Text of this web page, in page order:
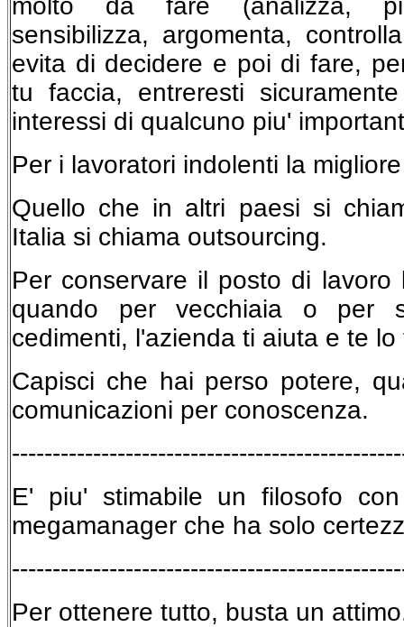
molto da fare (analizza,
sensibilizza, argomenta,
evita di decidere e poi di fare,
tu faccia, entreresti
interessi di qualcuno piu'
Per i lavoratori indolenti la
Quello che in altri paesi si
Italia si chiama outsourcing.
Per conservare il posto di lavoro
quando per vecchiaia o per
cedimenti, l'azienda ti aiuta e te lo
Capisci che hai perso potere,
comunicazioni per conoscenza.
E' piu' stimabile un filosofo
megamanager che ha solo
Per ottenere tutto, busta un